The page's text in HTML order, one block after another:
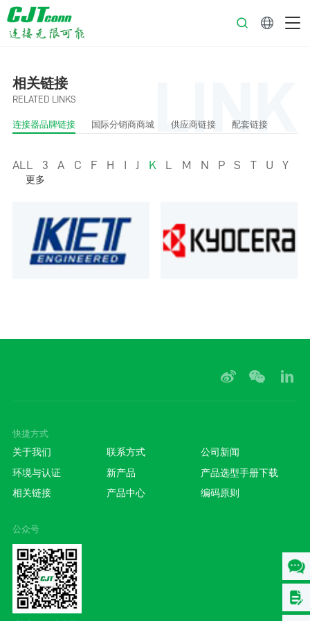
相关链接
RELATED LINKS
连接器品牌链接 国际分销商商城 供应商链接 配套链接
LINK
ALL 3 A C F H I J K L M N P S T U Y
更多
快捷方式
关于我们 联系方式 公司新闻
环境与认证 新产品 产品选型手册下载
相关链接 产品中心 编码原则
公众号